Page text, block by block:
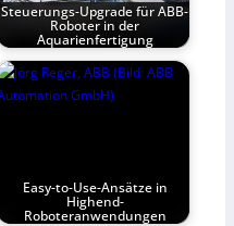
Steuerungs-Upgrade für ABB-
Roboter in der
Aquarienfertigung
Easy-to-Use-Ansätze in
Highend-
Roboteranwendungen